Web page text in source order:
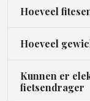
Hoeveel
Hoeveel
Kunnen er
fietsendrager